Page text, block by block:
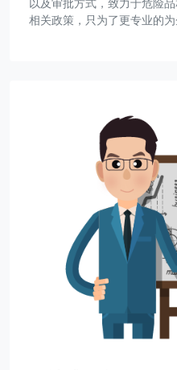
以及审批方式，致力于危险
相关政策，只为了更专业的为